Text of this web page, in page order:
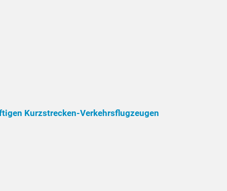
Kurzstrecken-Verkehrsflugzeugen